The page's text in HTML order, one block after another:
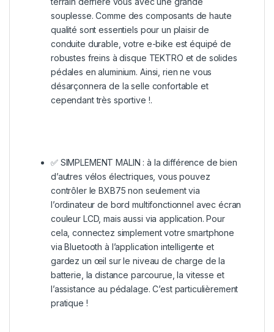
souplesse. Comme des composants de haute
qualité sont essentiels pour un plaisir de
conduite durable, votre e-bike est équipé de
robustes freins à disque TEKTRO et de solides
pédales en aluminium. Ainsi, rien ne vous
désarçonnera de la selle confortable et
cependant très sportive !.
✅ SIMPLEMENT MALIN : à la différence de bien
d’autres vélos électriques, vous pouvez
contrôler le BXB75 non seulement via
l’ordinateur de bord multifonctionnel avec écran
couleur LCD, mais aussi via application. Pour
cela, connectez simplement votre smartphone
via Bluetooth à l’application intelligente et
gardez un œil sur le niveau de charge de la
batterie, la distance parcourue, la vitesse et
l’assistance au pédalage. C’est particulièrement
pratique !